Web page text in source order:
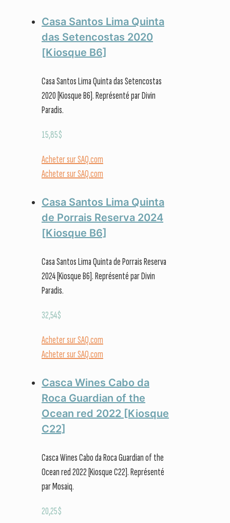
Casa Santos Lima Quinta
das Setencostas 2020
[Kiosque B6]
Casa Santos Lima Quinta das Setencostas
2020 [Kiosque B6]. Représenté par Divin
Paradis.
15,85$
Acheter sur SAQ.com
Acheter sur SAQ.com
Casa Santos Lima Quinta
de Porrais Reserva 2024
[Kiosque B6]
Casa Santos Lima Quinta de Porrais Reserva
2024 [Kiosque B6]. Représenté par Divin
Paradis.
32,54$
Acheter sur SAQ.com
Acheter sur SAQ.com
Casca Wines Cabo da
Roca Guardian of the
Ocean red 2022 [Kiosque
C22]
Casca Wines Cabo da Roca Guardian of the
Ocean red 2022 [Kiosque C22]. Représenté
par Mosaiq.
20,25$